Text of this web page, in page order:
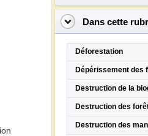
Dans cette
Déforestation
Dépérissement des
Destruction de la
Destruction des
Destruction des